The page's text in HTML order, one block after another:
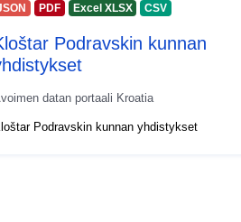
PDF Excel XLSX CSV
Podravskin kunnan
datan portaali Kroatia
Podravskin kunnan yhdistykset